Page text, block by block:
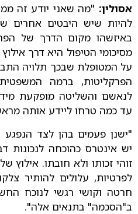
אסולין: "מה שאני יודע זה
להיות שיש היבטים אחרים
באיזשהו מקום הדרך של
מסיכומי הטיפול היא דרך
על המטופלת שבכך תלויה
הפרקליטות, ברמה
לנאשם והשליטה מופקעת
עד כמה טרחו ליידע אותה
"ישנן פעמים בהן לצד
יש אינטרס כהוכחה לנכונות
זוהי זכותו ולא חובתו. אילוץ
לפרטיות, עלולים להותיר
חרטה וקושי רגשי לנוכח
ב"הסכמה" בתנאים אלה".